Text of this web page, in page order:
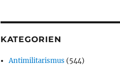
KATEGORIEN
Antimilitarismus (544)